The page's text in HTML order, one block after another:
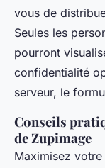
vous de
Seules les
pourront
confidentialité
serveur, le
Conseils
de Zupimage
Maximisez